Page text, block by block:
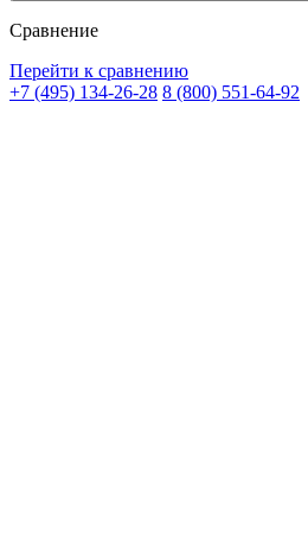
Сравнение
Перейти к сравнению
+7 (495) 134-26-28 8 (800) 551-64-92